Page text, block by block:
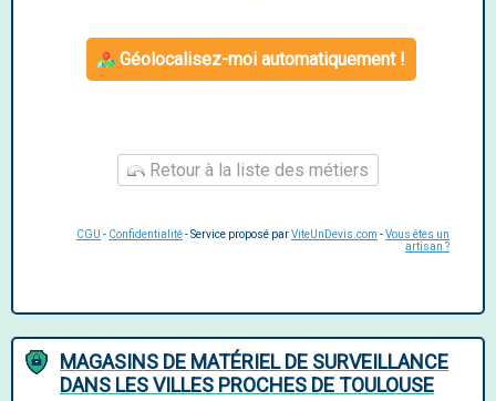
Géolocalisez-moi automatiquement !
Retour à la liste des métiers
CGU - Confidentialité- Service proposé parViteUnDevis.com -Vous êtes un
artisan ?
MAGASINS DE MATÉRIEL DE SURVEILLANCE
DANS LES VILLES PROCHES DE TOULOUSE